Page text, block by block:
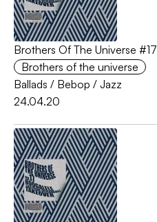
Brothers Of The Universe #17
Brothers of the universe
Ballads / Bebop / Jazz
24.04.20